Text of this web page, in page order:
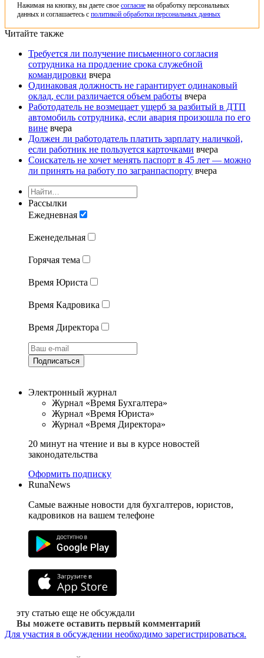
Нажимая на кнопку, вы даете свое согласие на обработку персональных
данных и соглашаетесь с политикой обработки персональных данных
Читайте также
Требуется ли получение письменного согласия
сотрудника на продление срока служебной
командировки вчера
Одинаковая должность не гарантирует одинаковый
оклад, если различается объем работы вчера
Работодатель не возмещает ущерб за разбитый в ДТП
автомобиль сотрудника, если авария произошла по его
вине вчера
Должен ли работодатель платить зарплату наличкой,
если работник не пользуется карточками вчера
Соискатель не хочет менять паспорт в 45 лет — можно
ли принять на работу по загранпаспорту вчера
Рассылки
Ежедневная
Еженедельная
Горячая тема
Время Юриста
Время Кадровика
Время Директора
Подписаться
Электронный журнал
Журнал «Время Бухгалтера»
Журнал «Время Юриста»
Журнал «Время Директора»
20 минут на чтение и вы в курсе новостей
законодательства
Оформить подписку
RunaNews
Самые важные новости для бухгалтеров, юристов,
кадровиков на вашем телефоне
эту статью еще не обсуждали
Вы можете оставить первый комментарий
Для участия в обсуждении необходимо зарегистрироваться.